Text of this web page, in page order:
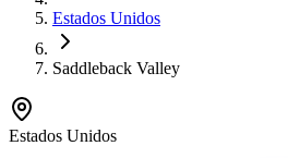
Estados Unidos
Saddleback Valley
Estados Unidos